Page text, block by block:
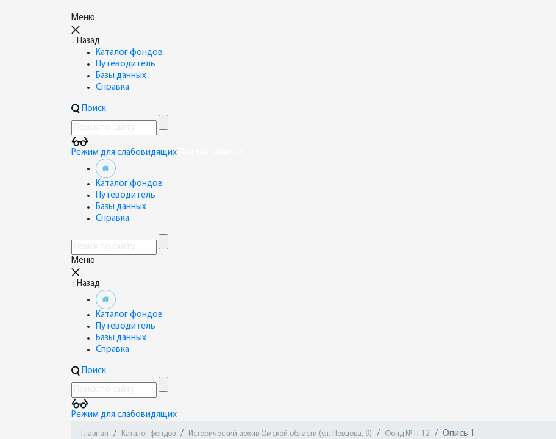
Меню
Назад
Каталог фондов
Путеводитель
Базы данных
Справка
Поиск
Режим для слабовидящих
Каталог фондов
Путеводитель
Базы данных
Справка
Меню
Назад
Каталог фондов
Путеводитель
Базы данных
Справка
Поиск
Режим для слабовидящих
Главная Каталог фондов Исторический архив Омской области (ул. Певцова, 9) Фонд № П-12 Опись 1